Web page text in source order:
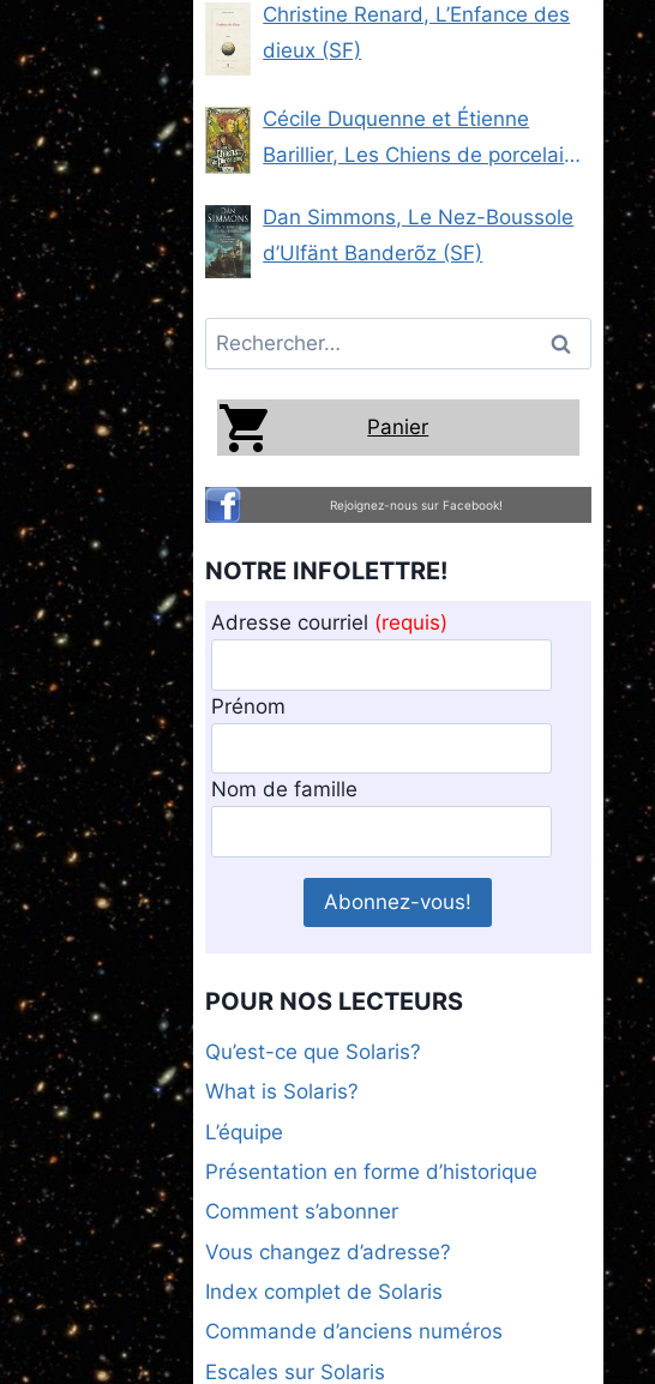
Christine Renard, L’Enfance des
dieux (SF)
Cécile Duquenne et Étienne
Barillier, Les Chiens de porcelaine
Dan Simmons, Le Nez-Boussole
d’Ulfänt Banderõz (SF)
Rechercher :
Panier
Rejoignez-nous sur Facebook!
NOTRE INFOLETTRE!
Adresse courriel (requis)
Prénom
Nom de famille
POUR NOS LECTEURS
Qu’est-ce que Solaris?
What is Solaris?
L’équipe
Présentation en forme d’historique
Comment s’abonner
Vous changez d’adresse?
Index complet de Solaris
Commande d’anciens numéros
Escales sur Solaris